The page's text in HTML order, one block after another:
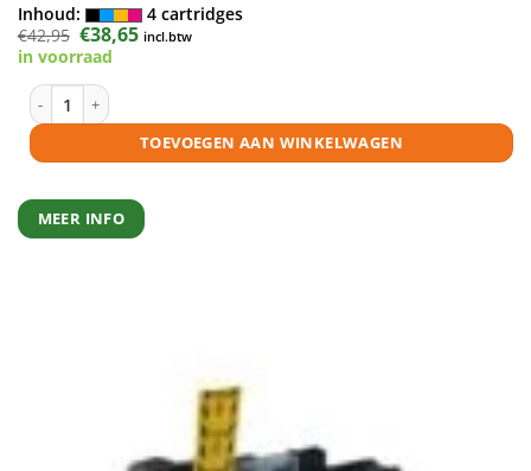
Inhoud:
4 cartridges
€42,95 Oorspronkelijke
prijs
was:
€38,65Huidige
prijs
incl.btw
in voorraad
Brother LC3219 inktcartridges multipack (zwart + 3 kleuren) huismerk
TOEVOEGEN AAN WINKELWAGEN
MEER INFO